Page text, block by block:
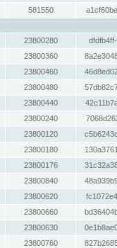
581550
23800280
23800360
23800460
23800480
23800440
23800240
23800120
23800180
23800176
23800840
23800620
23800660
23800630
23800760